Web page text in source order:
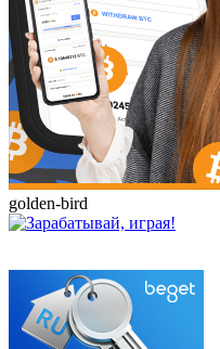
golden-bird